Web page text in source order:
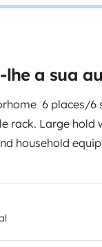
a sua
6 places/6
rack. Large hold
household
7, 2018
cruise
fridge ,
with separate